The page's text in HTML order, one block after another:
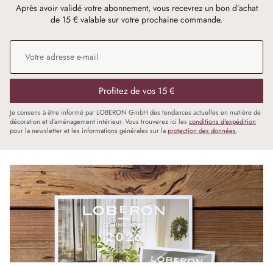
Après avoir validé votre abonnement, vous recevrez un bon d’achat
de 15 € valable sur votre prochaine commande.
Adresse e-mail
Profitez de vos 15 €
Je consens à être informé par LOBERON GmbH des tendances actuelles en matière de
décoration et d'aménagement intérieur. Vous trouverez ici les conditions d'expédition
pour la newsletter et les informations générales sur laprotection des données.